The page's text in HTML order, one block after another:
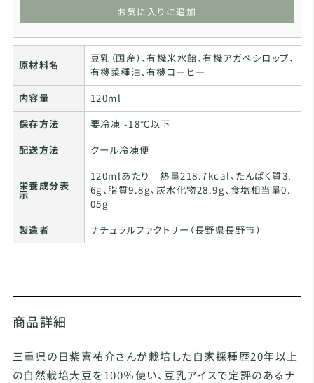
お気に入りに追加
原材料名
豆乳（国産）、有機米水飴、有機アガベシロップ、
有機菜種油、有機コーヒー
内容量
120ml
保存方法
要冷凍 -18℃以下
配送方法
クール冷凍便
栄養成分表
示
120mlあたり 熱量218.7kcal、たんぱく質3.
6g、脂質9.8g、炭水化物28.9g、食塩相当量0.
05g
製造者
ナチュラルファクトリー（長野県長野市）
商品詳細
三重県の日紫喜祐介さんが栽培した自家採種歴20年以上
の自然栽培大豆を100％使い、豆乳アイスで定評のあるナ